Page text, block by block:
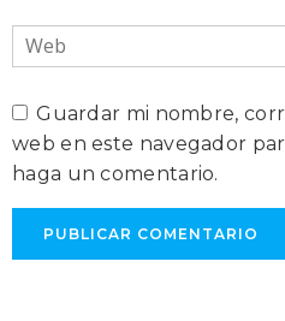
Web
Guardar mi nombre,
web en este navegador
haga un comentario.